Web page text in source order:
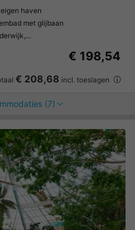
haven
met glijbaan
€ 198,54
€ 208,68 incl. toeslagen
(7)